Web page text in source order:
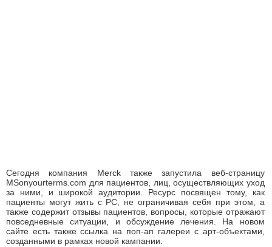
Сегодня компания Merck также запустила веб-страницу
MSonyourterms.com для пациентов, лиц, осуществляющих уход
за ними, и широкой аудитории. Ресурс посвящен тому, как
пациенты могут жить с РС, не ограничивая себя при этом, а
также содержит отзывы пациентов, вопросы, которые отражают
повседневные ситуации, и обсуждение лечения. На новом
сайте есть также ссылка на поп-ап галереи с арт-объектами,
созданными в рамках новой кампании.